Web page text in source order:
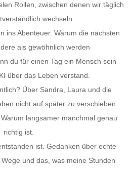
Rollen, zwischen denen wir täglich
wechseln
ins Abenteuer. Warum die nächsten
als gewöhnlich werden
du für einen Tag ein Mensch sein
über das Leben verstand.
Über Sandra, Laura und die
nicht auf später zu verschieben.
langsamer manchmal genau
richtig ist.
ist. Gedanken über echte
und das, was meine Stunden